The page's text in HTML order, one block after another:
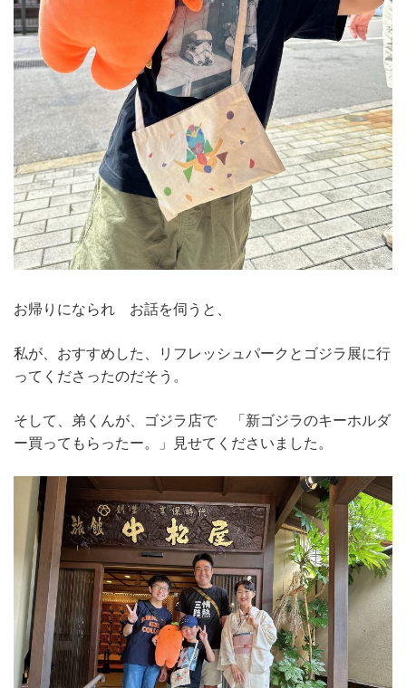
お帰りになられ お話を伺うと、
私が、おすすめした、リフレッシュパークとゴジラ展に行
ってくださったのだそう。
そして、弟くんが、ゴジラ店で 「新ゴジラのキーホルダ
ー買ってもらったー。」見せてくださいました。